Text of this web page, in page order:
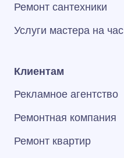
Ремонт сантехники
Услуги мастера на час
Клиентам
Рекламное агентство
Ремонтная компания
Ремонт квартир